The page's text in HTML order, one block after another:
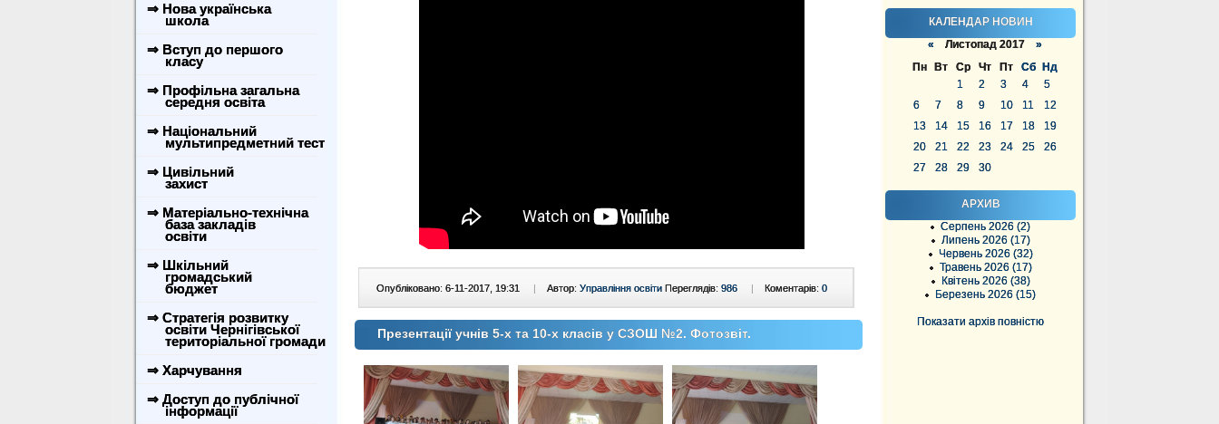
⇒ Нова українська
школа
⇒ Вступ до першого
класу
⇒ Профільна загальна
середня освіта
⇒ Національний
мультипредметний тест
⇒ Цивільний
захист
⇒ Матеріально-технічна
база закладів
освіти
⇒ Шкільний
громадський
бюджет
⇒ Стратегія розвитку
освіти Чернігівської
територіальної громади
⇒ Харчування
⇒ Доступ до публічної
інформації
КАЛЕНДАР НОВИН
« Листопад 2017 »
Пн
Вт Ср Чт Пт Сб
Нд
1
2 3 4
5
6
7 8 9 10 11
12
13
14 15 16 17 18
19
20
21 22 23 24 25
26
27
28 29 30
АРХИВ
Серпень 2026 (2)
Липень 2026 (17)
Червень 2026 (32)
Травень 2026 (17)
Квітень 2026 (38)
Березень 2026 (15)
Показати архів повністю
Опубліковано: 6-11-2017, 19:31 | Автор: Управління освіти Коментарів: 0
Переглядів: 986 |
Презентації учнів 5-х та 10-х класів у СЗОШ №2. Фотозвіт.